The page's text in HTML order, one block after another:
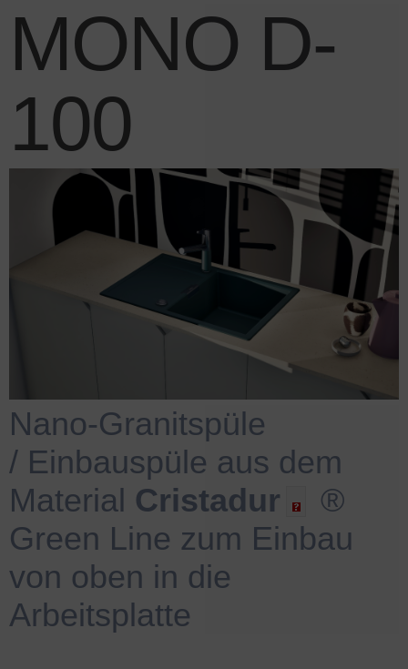
MONO D-
100
Nano-Granitspüle
/ Einbauspüle aus dem
Material Cristadur
®
Green Line zum Einbau
von oben in die
Arbeitsplatte